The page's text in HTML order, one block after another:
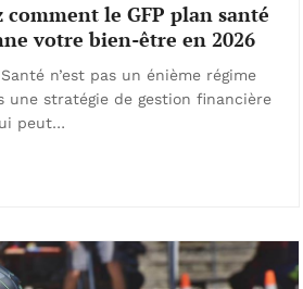
comment le GFP plan santé
votre bien-être en 2026
n’est pas un énième régime
une stratégie de gestion financière
peut…